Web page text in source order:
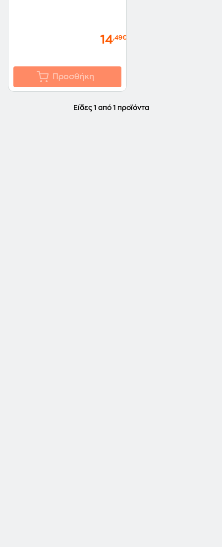
14,49€
Προσθήκη
Είδες 1 από 1 προϊόντα